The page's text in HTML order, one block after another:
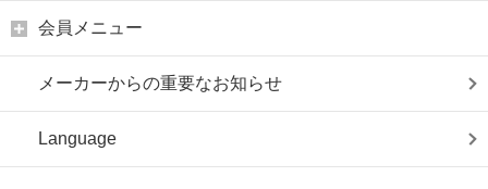
会員メニュー
メーカーからの重要なお知らせ
Language